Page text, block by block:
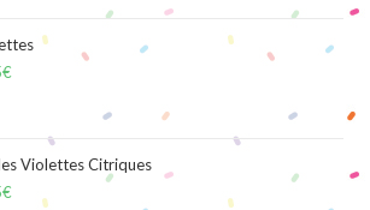
€
Violettes Citriques
€